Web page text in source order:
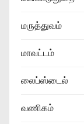
மருத்துவம்
மாவட்டம்
லைப்ஸ்டைல்
வணிகம்